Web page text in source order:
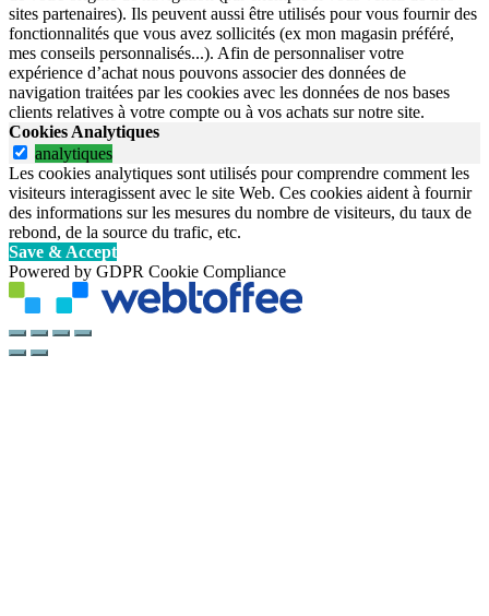
sites partenaires). Ils peuvent aussi être utilisés pour vous fournir des
fonctionnalités que vous avez sollicités (ex mon magasin préféré,
mes conseils personnalisés...). Afin de personnaliser votre
expérience d’achat nous pouvons associer des données de
navigation traitées par les cookies avec les données de nos bases
clients relatives à votre compte ou à vos achats sur notre site.
Cookies Analytiques
analytiques
Les cookies analytiques sont utilisés pour comprendre comment les
visiteurs interagissent avec le site Web. Ces cookies aident à fournir
des informations sur les mesures du nombre de visiteurs, du taux de
rebond, de la source du trafic, etc.
Save & Accept
Powered by GDPR Cookie Compliance